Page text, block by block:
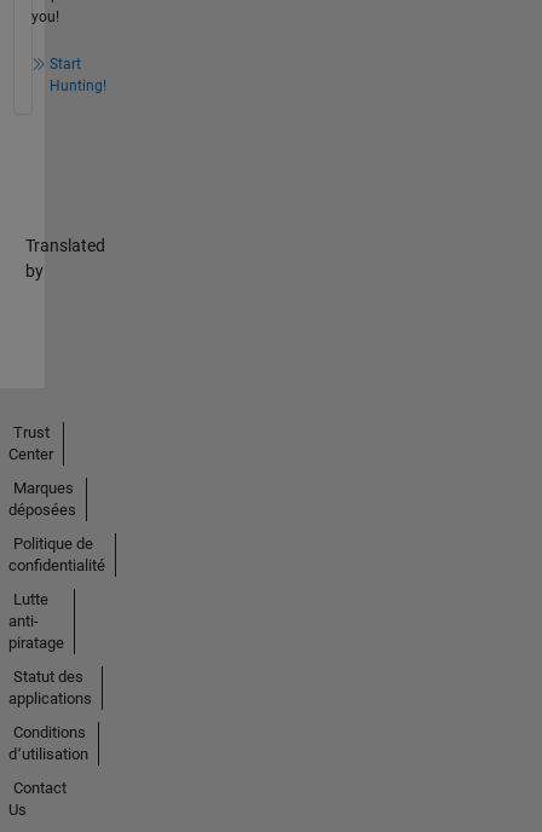
you!
Start
Hunting!
Translated
by
Trust
Center
Marques
déposées
Politique de
confidentialité
Lutte
anti-
piratage
Statut des
applications
Conditions
d՚utilisation
Contact
Us